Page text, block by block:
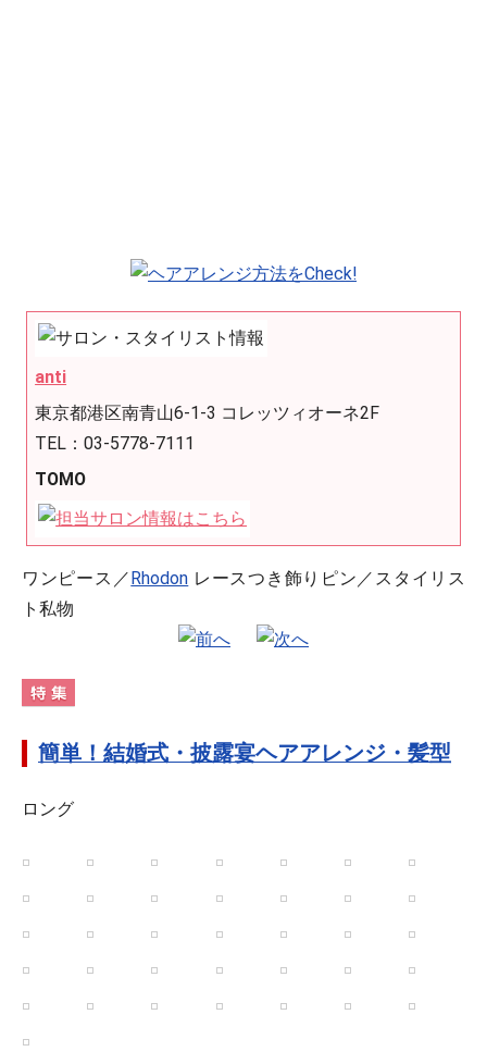
anti
東京都港区南青山6-1-3 コレッツィオーネ2F
TEL：03-5778-7111
TOMO
ワンピース／Rhodon レースつき飾りピン／スタイリス
ト私物
簡単！結婚式・披露宴ヘアアレンジ・髪型
ロング